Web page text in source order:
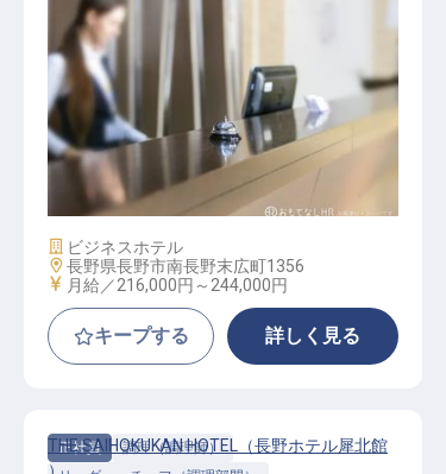
フロントスタッフ
施設業態
ビジネスホテル
勤務地
長野県長野市南長野末広町1356
給与
月給／216,000円～ 244,000円
キープする 詳しく見る
正社員
調理（調理師）
THE SAIHOKUKAN HOTEL（長野ホテル犀北館